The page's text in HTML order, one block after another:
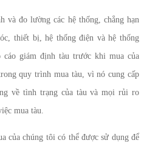
và đo lường các hệ thống, chẳng hạn
thiết bị, hệ thống điện và hệ thống
giám định tàu trước khi mua của
quy trình mua tàu, vì nó cung cấp
về tình trạng của tàu và mọi rủi ro
mua tàu.
của chúng tôi có thể được sử dụng để